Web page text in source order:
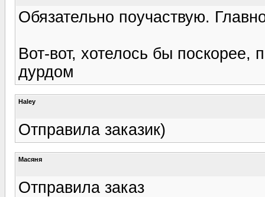
Обязательно поучаствую.
Вот-вот, хотелось бы поскорее,
дурдом
Haley
Отправила заказик)
Масяня
Отправила заказ